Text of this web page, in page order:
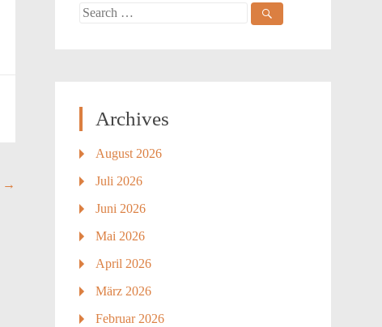
→
Search
Archives
August 2026
Juli 2026
Juni 2026
Mai 2026
April 2026
März 2026
Februar 2026